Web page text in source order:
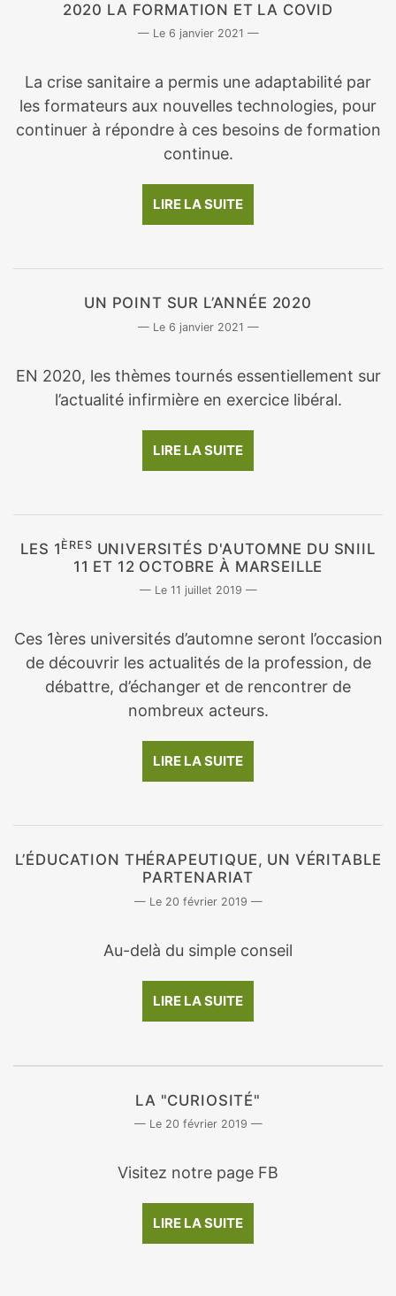
2020 LA FORMATION ET LA COVID
6 janvier 2021
La crise sanitaire a permis une adaptabilité par
les formateurs aux nouvelles technologies, pour
continuer à répondre à ces besoins de formation
continue.
LIRE LA SUITE
UN POINT SUR L’ANNÉE 2020
6 janvier 2021
EN 2020, les thèmes tournés essentiellement sur
l’actualité infirmière en exercice libéral.
LIRE LA SUITE
LES 1 ÈRES UNIVERSITÉS D'AUTOMNE DU SNIIL
11 ET 12 OCTOBRE À MARSEILLE
11 juillet 2019
Ces 1ères universités d’automne seront l’occasion
de découvrir les actualités de la profession, de
débattre, d’échanger et de rencontrer de
nombreux acteurs.
LIRE LA SUITE
L’ÉDUCATION THÉRAPEUTIQUE, UN VÉRITABLE
PARTENARIAT
20 février 2019
Au-delà du simple conseil
LIRE LA SUITE
LA "CURIOSITÉ"
20 février 2019
Visitez notre page FB
LIRE LA SUITE